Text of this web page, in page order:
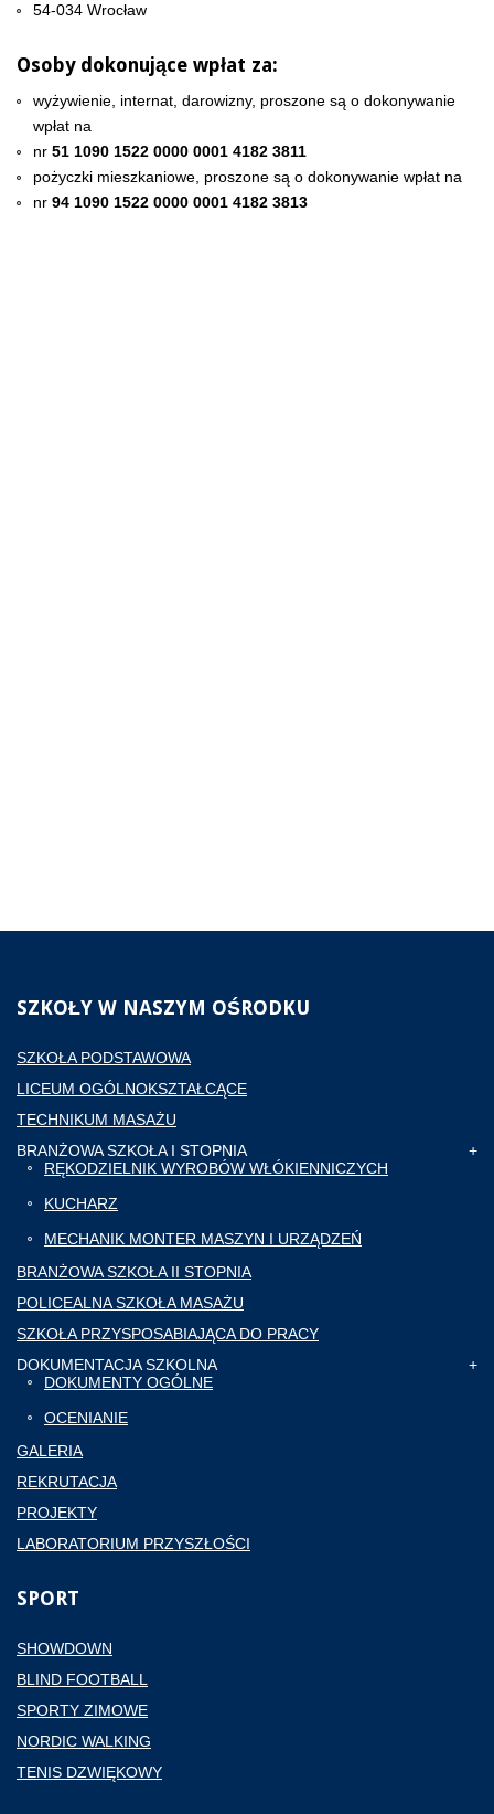
54-034 Wrocław
Osoby dokonujące wpłat za:
wyżywienie, internat, darowizny, proszone są o dokonywanie
wpłat na
nr 51 1090 1522 0000 0001 4182 3811
pożyczki mieszkaniowe, proszone są o dokonywanie wpłat na
nr 94 1090 1522 0000 0001 4182 3813
SZKOŁY W NASZYM OŚRODKU
SZKOŁA PODSTAWOWA
LICEUM OGÓLNOKSZTAŁCĄCE
TECHNIKUM MASAŻU
BRANŻOWA SZKOŁA I STOPNIA
RĘKODZIELNIK WYROBÓW WŁÓKIENNICZYCH
KUCHARZ
MECHANIK MONTER MASZYN I URZĄDZEŃ
BRANŻOWA SZKOŁA II STOPNIA
POLICEALNA SZKOŁA MASAŻU
SZKOŁA PRZYSPOSABIAJĄCA DO PRACY
DOKUMENTACJA SZKOLNA
DOKUMENTY OGÓLNE
OCENIANIE
GALERIA
REKRUTACJA
PROJEKTY
LABORATORIUM PRZYSZŁOŚCI
SPORT
SHOWDOWN
BLIND FOOTBALL
SPORTY ZIMOWE
NORDIC WALKING
TENIS DZWIĘKOWY